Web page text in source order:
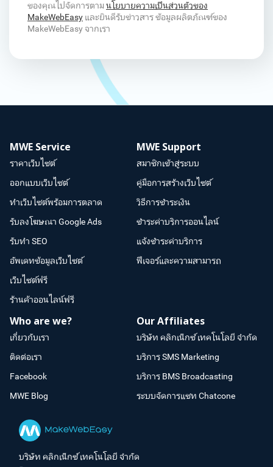
ของคุณไปจัดการตาม นโยบายความเป็นส่วนตัวของ
MakeWebEasy และยินดีรับข่าวสาร ข้อมูลผลิตภัณฑ์ของ
MakeWebEasy จากเรา
MWE Service
ราคาเว็บไซต์
ออกแบบเว็บไซต์
ทำเว็บไซต์พร้อมการตลาด
รับลงโฆษณา Google Ads
รับทำ SEO
อัพเดทข้อมูลเว็บไซต์
เว็บไซต์ฟรี
ร้านค้าออนไลน์ฟรี
MWE Support
สมาชิกเข้าสู่ระบบ
คู่มือการสร้างเว็บไซต์
วิธีการชำระเงิน
ชำระค่าบริการออนไลน์
แจ้งชำระค่าบริการ
ฟีเจอร์และความสามารถ
Who are we?
เกี่ยวกับเรา
ติดต่อเรา
Facebook
MWE Blog
Our Affiliates
บริษัท คลิกเน็กซ์ เทคโนโลยี จำกัด
บริการ SMS Marketing
บริการ BMS Broadcasting
ระบบจัดการแชท Chatcone
บริษัท คลิกเน็กซ์ เทคโนโลยี จำกัด